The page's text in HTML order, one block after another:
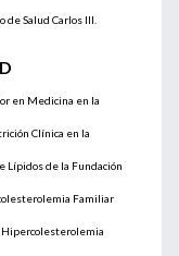
Salud Carlos III.
en Medicina en la
Clínica en la
Lípidos de la Fundación
Familiar
Hipercolesterolemia